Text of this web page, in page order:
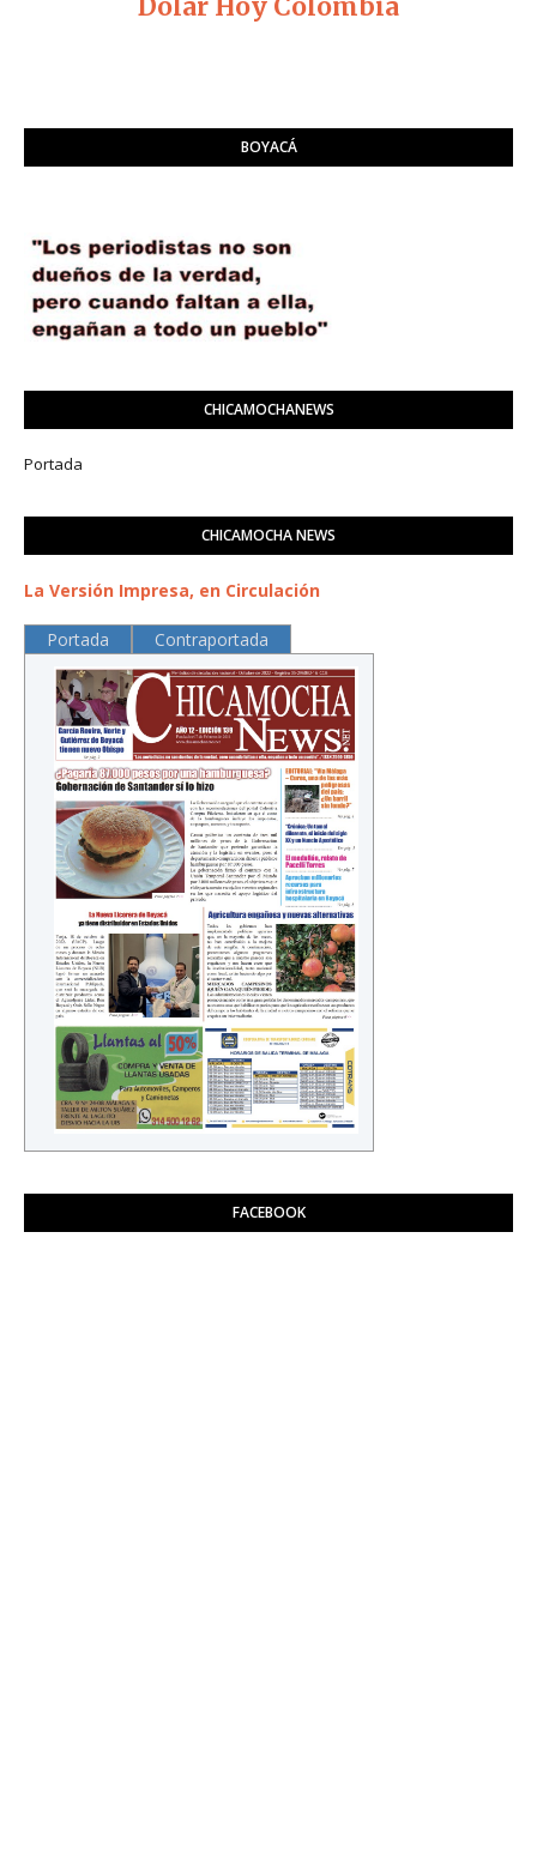
Dolar Hoy Colombia
BOYACÁ
CHICAMOCHANEWS
Portada
CHICAMOCHA NEWS
La Versión Impresa, en Circulación
Portada Contraportada
FACEBOOK